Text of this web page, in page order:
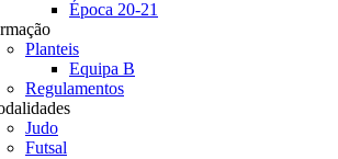
Época 20-21
Planteis
Equipa B
Regulamentos
Judo
Futsal